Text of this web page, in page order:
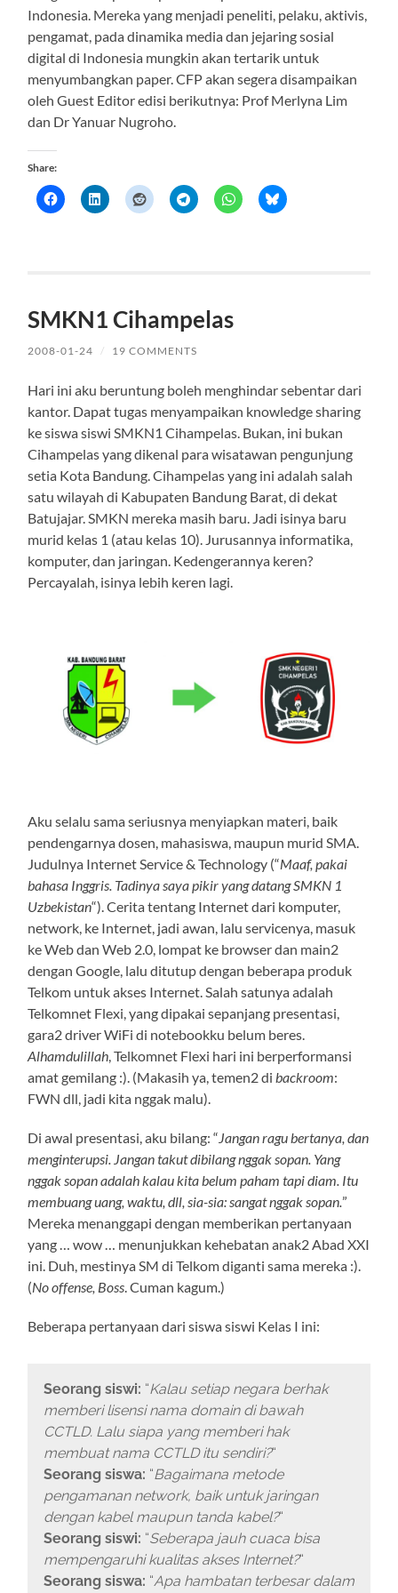
Indonesia. Mereka yang menjadi peneliti, pelaku, aktivis,
pengamat, pada dinamika media dan jejaring sosial
digital di Indonesia mungkin akan tertarik untuk
menyumbangkan paper. CFP akan segera disampaikan
oleh Guest Editor edisi berikutnya: Prof Merlyna Lim
dan Dr Yanuar Nugroho.
Share:
SMKN1 Cihampelas
2008-01-24 / 19 COMMENTS
Hari ini aku beruntung boleh menghindar sebentar dari
kantor. Dapat tugas menyampaikan knowledge sharing
ke siswa siswi SMKN1 Cihampelas. Bukan, ini bukan
Cihampelas yang dikenal para wisatawan pengunjung
setia Kota Bandung. Cihampelas yang ini adalah salah
satu wilayah di Kabupaten Bandung Barat, di dekat
Batujajar. SMKN mereka masih baru. Jadi isinya baru
murid kelas 1 (atau kelas 10). Jurusannya informatika,
komputer, dan jaringan. Kedengerannya keren?
Percayalah, isinya lebih keren lagi.
Aku selalu sama seriusnya menyiapkan materi, baik
pendengarnya dosen, mahasiswa, maupun murid SMA.
Judulnya Internet Service & Technology (“Maaf, pakai
bahasa Inggris. Tadinya saya pikir yang datang SMKN 1
Uzbekistan“). Cerita tentang Internet dari komputer,
network, ke Internet, jadi awan, lalu servicenya, masuk
ke Web dan Web 2.0, lompat ke browser dan main2
dengan Google, lalu ditutup dengan beberapa produk
Telkom untuk akses Internet. Salah satunya adalah
Telkomnet Flexi, yang dipakai sepanjang presentasi,
gara2 driver WiFi di notebookku belum beres.
Alhamdulillah , Telkomnet Flexi hari ini berperformansi
amat gemilang :). (Makasih ya, temen2 di backroom:
FWN dll, jadi kita nggak malu).
Di awal presentasi, aku bilang: “ Jangan ragu bertanya, dan
menginterupsi. Jangan takut dibilang nggak sopan. Yang
nggak sopan adalah kalau kita belum paham tapi diam. Itu
membuang uang, waktu, dll, sia-sia: sangat nggak sopan.”
Mereka menanggapi dengan memberikan pertanyaan
yang … wow … menunjukkan kehebatan anak2 Abad XXI
ini. Duh, mestinya SM di Telkom diganti sama mereka :).
(No offense, Boss . Cuman kagum.)
Beberapa pertanyaan dari siswa siswi Kelas I ini:
Seorang siswi: “Kalau setiap negara berhak
memberi lisensi nama domain di bawah
CCTLD. Lalu siapa yang memberi hak
membuat nama CCTLD itu sendiri?“
Seorang siswa: “Bagaimana metode
pengamanan network, baik untuk jaringan
dengan kabel maupun tanda kabel?“
Seorang siswi: “Seberapa jauh cuaca bisa
mempengaruhi kualitas akses Internet?“
Seorang siswa: “Apa hambatan terbesar dalam